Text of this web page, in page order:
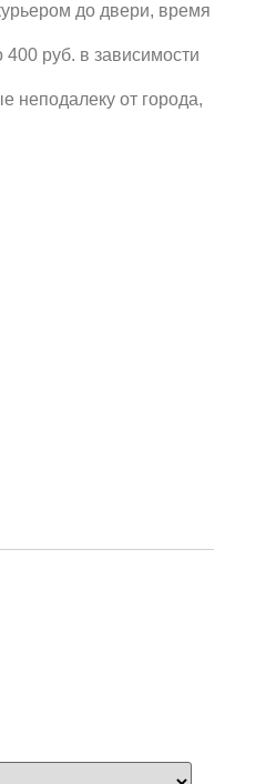
до двери, время
руб. в зависимости
неподалеку от города,